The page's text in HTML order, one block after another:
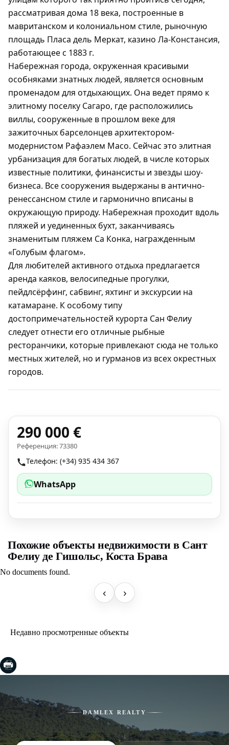
рассматривая дома 18 века, построенные в
мавританском и колониальном стиле, рыночную
площадь Пласа дель Меркат, казино Ла-Констансия,
работающее с 1883 г.
Набережная города, окруженная красивыми
особняками знатных людей, является основным
променадом для отдыхающих. Она ведет прямо к
элитному поселку Сагаро, где расположились
виллы, сооруженные в прошлом веке для
зажиточных барселонцев архитектором-
модернистом Рафаэлем Масо. Сейчас это элитная
урбанизация для богатых людей, в числе которых
известные политики, финансисты и звезды шоу-
бизнеса. Все сооружения выдержаны в антично-
ренессансном стиле и гармонично вписаны в
окружающую природу. Набережная проходит вдоль
пляжей и уединенных бухт, заканчиваясь
знаменитым пляжем Са Конка, награжденным
«Голубым флагом».
Для любителей активного отдыха предлагается
аренда каяков, велосипедные прогулки,
пейдлсёрфинг, сабвинг, яхтинг и экскурсии на
катамаране. К особому типу
достопримечательностей курорта Сан Фелиу
следует отнести его отличные рыбные
ресторанчики, которые привлекают сюда не только
местных жителей, но и гурманов из всех окрестных
городов.
290 000 €
Референция: 73380
Телефон: (+34) 935 434 367
WhatsApp
Похожие объекты недвижимости в Сант
Фелиу де Гишольс, Коста Брава
No documents found.
‹ ›
Недавно просмотренные объекты
DAMLEX REALTY